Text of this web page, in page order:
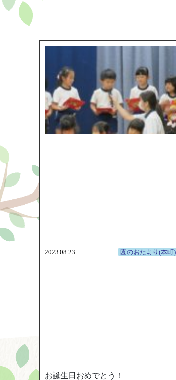
2023.08.23 園のおたより(本町)
お誕生日おめでとう！